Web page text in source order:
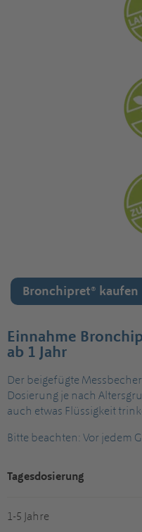
Bronchipret® kaufen
Einnahme
ab 1 Jahr
Der beigefügte
Dosierung je nach
auch etwas Flüssigkeit
Bitte beachten: Vor jedem
Tagesdosierung
1-5 Jahre